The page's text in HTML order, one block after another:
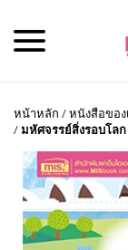
หน้าหลัก /หนังสือของ
/มหัศจรรย์สิ่งรอบโล